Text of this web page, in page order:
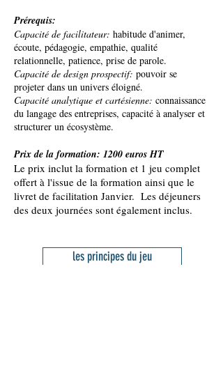
Prérequis:
Capacité de facilitateur: habitude d'animer,
écoute, pédagogie, empathie, qualité
relationnelle, patience, prise de parole.
Capacité de design prospectif: pouvoir se
projeter dans un univers éloigné.
Capacité analytique et cartésienne: connaissance
du langage des entreprises, capacité à analyser et
structurer un écosystème.
Prix de la formation: 1200 euros HT
Le prix inclut la formation et 1 jeu complet
offert à l'issue de la formation ainsi que le
livret de facilitation Janvier. Les déjeuners
des deux journées sont également inclus.
les principes du jeu